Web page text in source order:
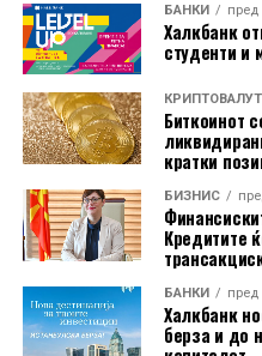
БАНКИ пред
Халкбанк
студенти и
Биткоинот
кратки
БИЗНИС
Кредитите
БАНКИ пред
Халкбанк
берза и до